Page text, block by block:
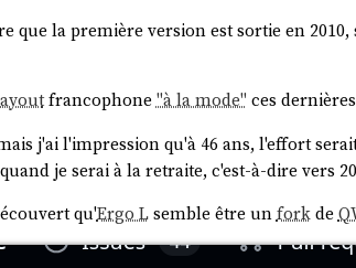
que la première version est sortie en
francophone"à la mode" ces
j'ai l'impression qu'à 46 ans, l'effort
je serai à la retraite, c'est-à-dire vers
qu'Ergo Lsemble être unforkde